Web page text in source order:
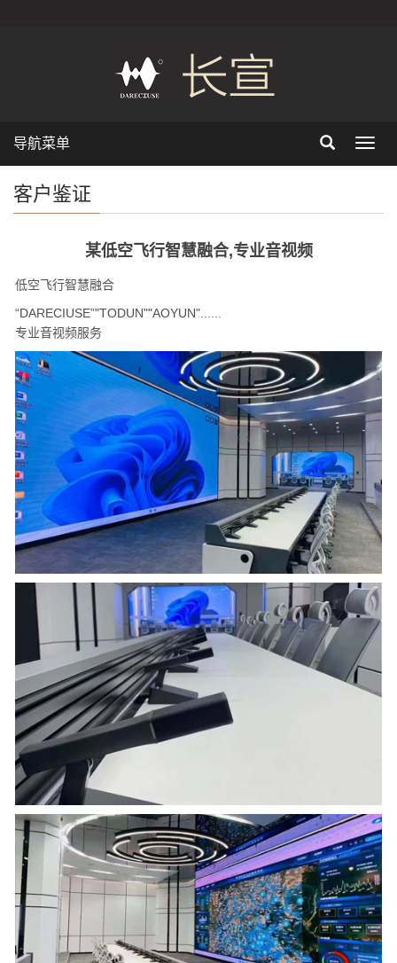
导航菜单
客户鉴证
某低空飞行智慧融合,专业音视频
低空飞行智慧融合
“DARECIUSE”"TODUN""AOYUN"......
专业音视频服务